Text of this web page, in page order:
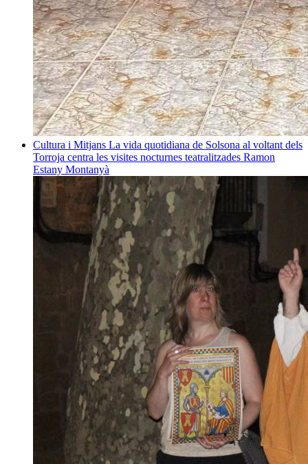
Cultura i Mitjans La vida quotidiana de Solsona al voltant dels
Torroja centra les visites nocturnes teatralitzades Ramon
Estany Montanyà